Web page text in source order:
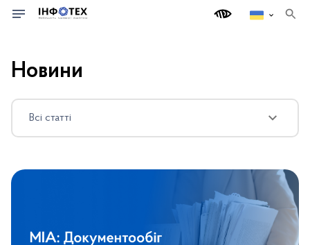
Новини
Всі статті